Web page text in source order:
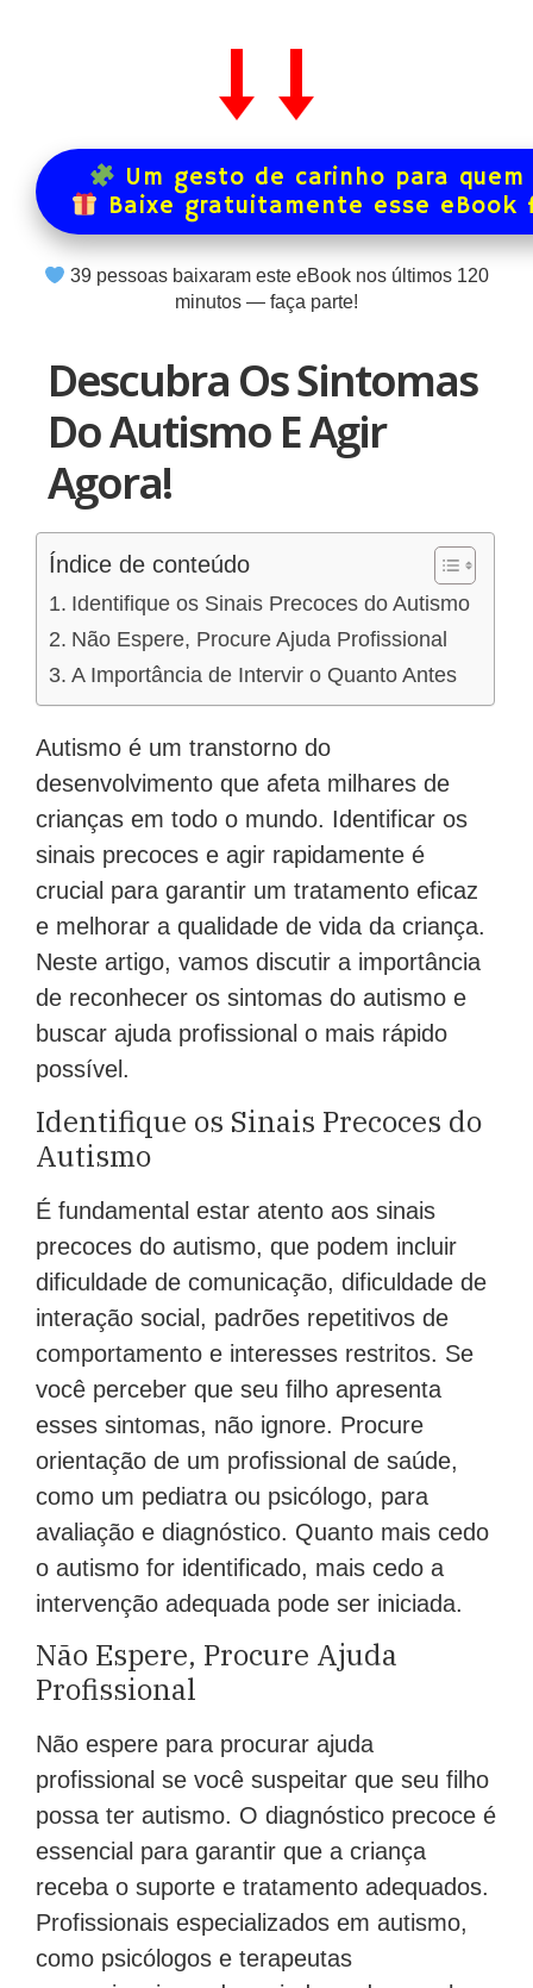
Um gesto de carinho para
Baixe gratuitamente esse
39 pessoas baixaram este eBook nos últimos 120
minutos — faça parte!
Descubra Os Sintomas
Do Autismo E Agir
Agora!
Índice de conteúdo
Identifique os Sinais Precoces do Autismo
Não Espere, Procure Ajuda Profissional
A Importância de Intervir o Quanto Antes
Autismo é um transtorno do
desenvolvimento que afeta milhares de
crianças em todo o mundo. Identificar os
sinais precoces e agir rapidamente é
crucial para garantir um tratamento eficaz
e melhorar a qualidade de vida da criança.
Neste artigo, vamos discutir a importância
de reconhecer os sintomas do autismo e
buscar ajuda profissional o mais rápido
possível.
Identifique os Sinais Precoces do
Autismo
É fundamental estar atento aos sinais
precoces do autismo, que podem incluir
dificuldade de comunicação, dificuldade de
interação social, padrões repetitivos de
comportamento e interesses restritos. Se
você perceber que seu filho apresenta
esses sintomas, não ignore. Procure
orientação de um profissional de saúde,
como um pediatra ou psicólogo, para
avaliação e diagnóstico. Quanto mais cedo
o autismo for identificado, mais cedo a
intervenção adequada pode ser iniciada.
Não Espere, Procure Ajuda
Profissional
Não espere para procurar ajuda
profissional se você suspeitar que seu filho
possa ter autismo. O diagnóstico precoce é
essencial para garantir que a criança
receba o suporte e tratamento adequados.
Profissionais especializados em autismo,
como psicólogos e terapeutas